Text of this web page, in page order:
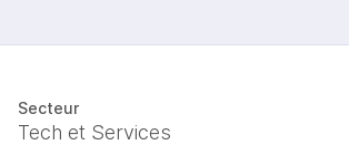
Secteur
Tech et Services